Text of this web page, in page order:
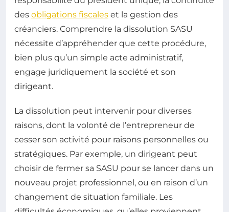
des obligations fiscales et la gestion des
créanciers. Comprendre la dissolution SASU
nécessite d’appréhender que cette procédure,
bien plus qu’un simple acte administratif,
engage juridiquement la société et son
dirigeant.
La dissolution peut intervenir pour diverses
raisons, dont la volonté de l’entrepreneur de
cesser son activité pour raisons personnelles ou
stratégiques. Par exemple, un dirigeant peut
choisir de fermer sa SASU pour se lancer dans un
nouveau projet professionnel, ou en raison d’un
changement de situation familiale. Les